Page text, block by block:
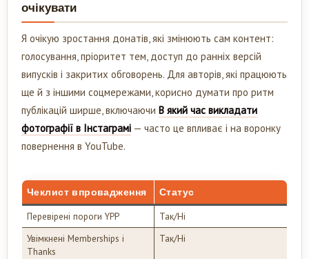
очікувати
Я очікую зростання донатів, які змінюють сам контент:
голосування, пріоритет тем, доступ до ранніх версій
випусків і закритих обговорень. Для авторів, які працюють
ще й з іншими соцмережами, корисно думати про ритм
публікацій ширше, включаючи В який час викладати
фотографії в Інстаграмі — часто це впливає і на воронку
повернення в YouTube.
Чеклист впровадження Статус
Перевірені пороги YPP
Так/Ні
Увімкнені Memberships і
Thanks
Так/Ні